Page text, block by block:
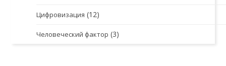
Цифровизация (12)
Человеческий фактор (3)